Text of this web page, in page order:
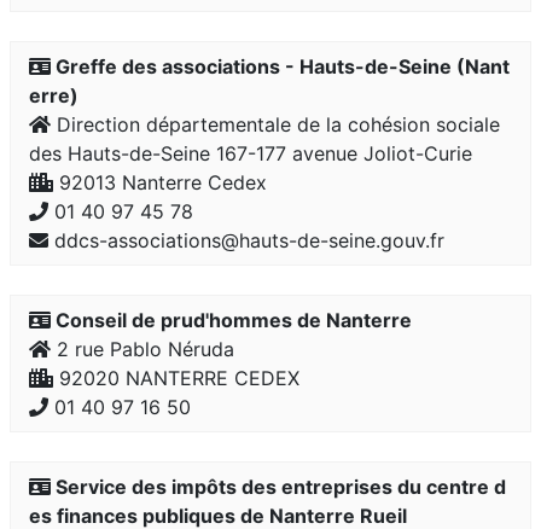
Greffe des associations - Hauts-de-Seine (Nant
erre)
Direction départementale de la cohésion sociale
des Hauts-de-Seine 167-177 avenue Joliot-Curie
92013 Nanterre Cedex
01 40 97 45 78
ddcs-associations@hauts-de-seine.gouv.fr
Conseil de prud'hommes de Nanterre
2 rue Pablo Néruda
92020 NANTERRE CEDEX
01 40 97 16 50
Service des impôts des entreprises du centre d
es finances publiques de Nanterre Rueil